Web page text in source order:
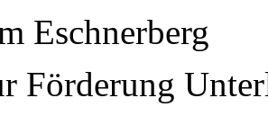
Eschnerberg
Förderung